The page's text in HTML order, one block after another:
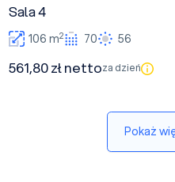
Sala 4
106 m2 70 56
561,80 zł nettoza dzień
Pokaż